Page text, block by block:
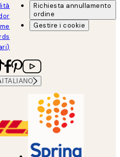
Richiesta annullamento
ordine
Gestire i cookie
ITALIANO